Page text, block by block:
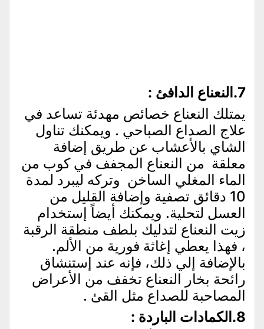
7.النعناع الدافئ
:
يمتلك النعناع خصائص مهدئة تساعد في
علاج الصداع الصباحي . ويمكنك تناول
الشاي بالأعشاب عن طريق إضافة
معلقة من النعناع المجفف في كوب من
الماء المغلي الساخن وتركه ليبرد لمدة
10 دقائق تصفية وإضافة القليل من
العسل لتحلية. ويمكنك أيضاً إستخدام
زيت النعناع لتدليك بلطف منطقة الرقبة
، فهذا يعطي إغاثة فورية من الألم.
بالإضافة إلي ذلك، فإنه عند إستنشاق
رائحة بخار النعناع تخفف من الأعراض
المصاحبة للصداع مثل القئ .
8.الكمادات الباردة :